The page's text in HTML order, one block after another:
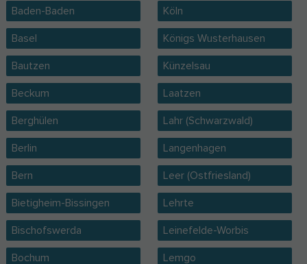
Baden-Baden
Basel
Bautzen
Beckum
Berghülen
Berlin
Bern
Bietigheim-Bissingen
Bischofswerda
Bochum
Köln
Königs Wusterhausen
Künzelsau
Laatzen
Lahr (Schwarzwald)
Langenhagen
Leer (Ostfriesland)
Lehrte
Leinefelde-Worbis
Lemgo